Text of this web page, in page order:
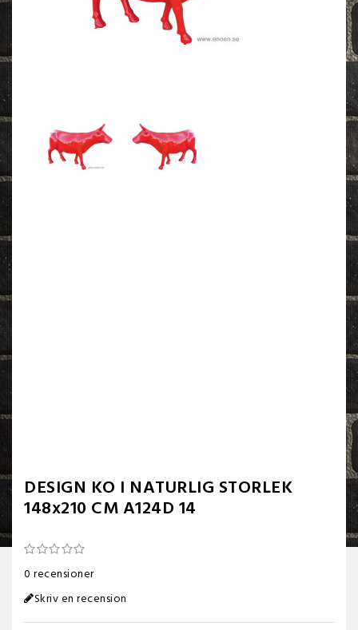
DESIGN KO I NATURLIG STORLEK
148x210 CM A124D 14
0 recensioner
Skriv en recension